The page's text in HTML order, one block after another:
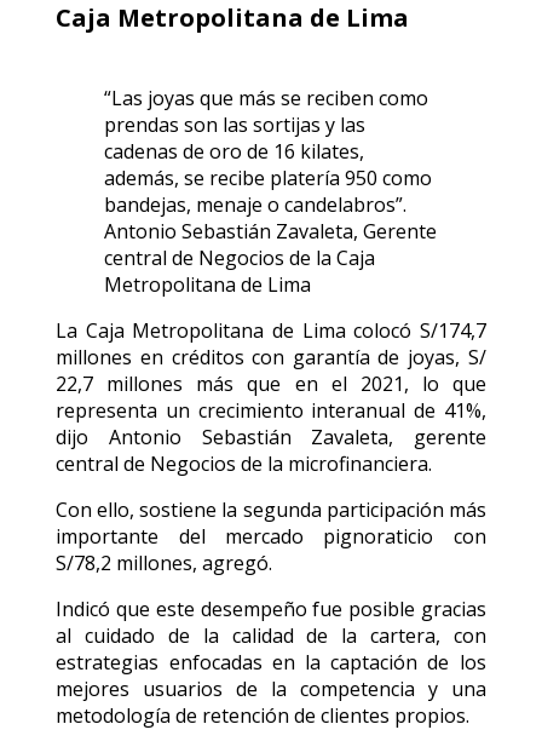
Caja Metropolitana de Lima
“Las joyas que más se reciben como
prendas son las sortijas y las
cadenas de oro de 16 kilates,
además, se recibe platería 950 como
bandejas, menaje o candelabros”.
Antonio Sebastián Zavaleta, Gerente
central de Negocios de la Caja
Metropolitana de Lima
La Caja Metropolitana de Lima colocó S/174,7
millones en créditos con garantía de joyas, S/
22,7 millones más que en el 2021, lo que
representa un crecimiento interanual de 41%,
dijo Antonio Sebastián Zavaleta, gerente
central de Negocios de la microfinanciera.
Con ello, sostiene la segunda participación más
importante del mercado pignoraticio con
S/78,2 millones, agregó.
Indicó que este desempeño fue posible gracias
al cuidado de la calidad de la cartera, con
estrategias enfocadas en la captación de los
mejores usuarios de la competencia y una
metodología de retención de clientes propios.